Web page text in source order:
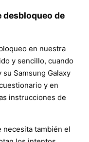
desbloqueo de
en nuestra
y sencillo, cuando
Samsung Galaxy
y en
instrucciones de
necesita también el